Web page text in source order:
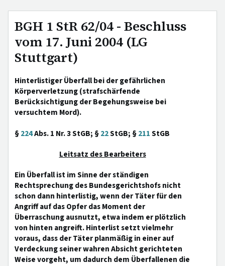
BGH 1 StR 62/04 - Beschluss
vom 17. Juni 2004 (LG
Stuttgart)
Hinterlistiger Überfall bei der gefährlichen
Körperverletzung (strafschärfende
Berücksichtigung der Begehungsweise bei
versuchtem Mord).
§224Abs. 1 Nr. 3 StGB; §22StGB; §211StGB
Leitsatz des Bearbeiters
Ein Überfall ist im Sinne der ständigen
Rechtsprechung des Bundesgerichtshofs nicht
schon dann hinterlistig, wenn der Täter für den
Angriff auf das Opfer das Moment der
Überraschung ausnutzt, etwa indem er plötzlich
von hinten angreift. Hinterlist setzt vielmehr
voraus, dass der Täter planmäßig in einer auf
Verdeckung seiner wahren Absicht gerichteten
Weise vorgeht, um dadurch dem Überfallenen die